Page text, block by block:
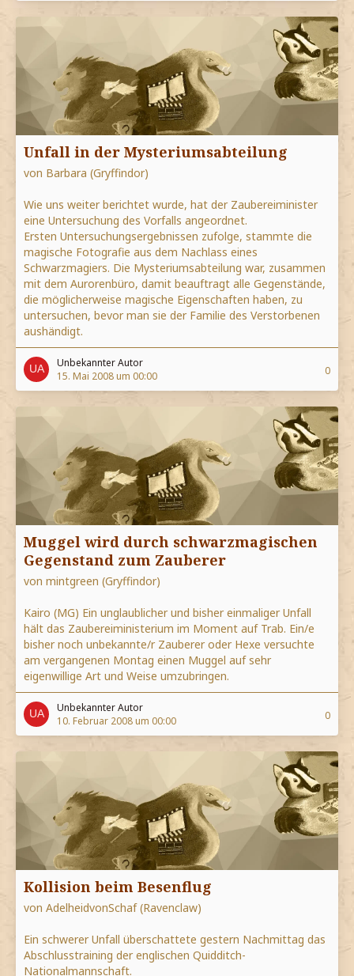
Unfall in der Mysteriumsabteilung
von Barbara (Gryffindor)
Wie uns weiter berichtet wurde, hat der Zaubereiminister
eine Untersuchung des Vorfalls angeordnet.
Ersten Untersuchungsergebnissen zufolge, stammte die
magische Fotografie aus dem Nachlass eines
Schwarzmagiers. Die Mysteriumsabteilung war, zusammen
mit dem Aurorenbüro, damit beauftragt alle Gegenstände,
die möglicherweise magische Eigenschaften haben, zu
untersuchen, bevor man sie der Familie des Verstorbenen
aushändigt.
Unbekannter Autor
15. Mai 2008 um 00:00
0
Muggel wird durch schwarzmagischen
Gegenstand zum Zauberer
von mintgreen (Gryffindor)
Kairo (MG) Ein unglaublicher und bisher einmaliger Unfall
hält das Zaubereiministerium im Moment auf Trab. Ein/e
bisher noch unbekannte/r Zauberer oder Hexe versuchte
am vergangenen Montag einen Muggel auf sehr
eigenwillige Art und Weise umzubringen.
Unbekannter Autor
10. Februar 2008 um 00:00
0
Kollision beim Besenflug
von AdelheidvonSchaf (Ravenclaw)
Ein schwerer Unfall überschattete gestern Nachmittag das
Abschlusstraining der englischen Quidditch-
Nationalmannschaft.